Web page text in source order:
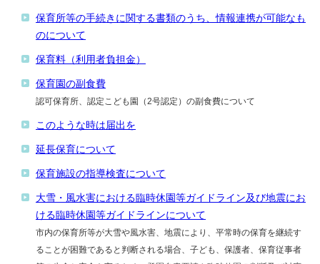
保育所等の手続きに関する書類のうち、情報連携が可能なも
のについて
保育料（利用者負担金）
保育園の副食費
認可保育所、認定こども園（2号認定）の副食費について
このような時は届出を
延長保育について
保育施設の指導検査について
大雪・風水害における臨時休園等ガイドライン及び地震にお
ける臨時休園等ガイドラインについて
市内の保育所等が大雪や風水害、地震により、平常時の保育を継続す
ることが困難であると判断される場合、子ども、保護者、保育従事者